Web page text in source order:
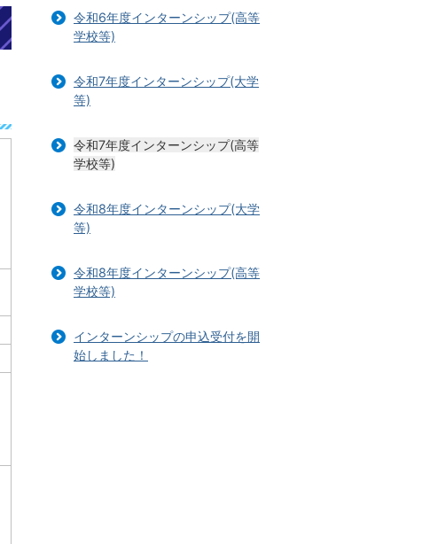
令和6年度インターンシップ(高等
学校等)
令和7年度インターンシップ(大学
等)
令和7年度インターンシップ(高等
学校等)
令和8年度インターンシップ(大学
等)
令和8年度インターンシップ(高等
学校等)
インターンシップの申込受付を開
始しました！